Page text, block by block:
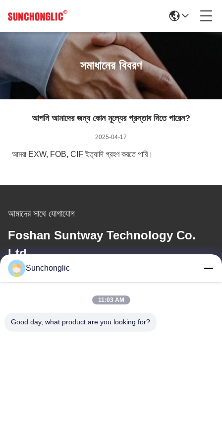
সমাধানের বিবরণ
আপনি আমাদের জন্য কোন মূল্যের প্রস্তাব দিতে পারেন?
2025-04-17
আমরা EXW, FOB, CIF ইত্যাদি গ্রহণ করতে পারি।
আমাদের সাথে যোগাযোগ
Foshan Suntway Technology Co.
Ltd.
ই-মেইল
factory01@sunchonglic.com
Sunchonglic
11:03 AM
Good day, what product are you looking for?